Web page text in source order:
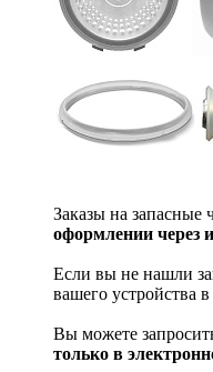
Заказы на запасные
оформлении через
Если вы не нашли
вашего устройства
Вы можете
только в